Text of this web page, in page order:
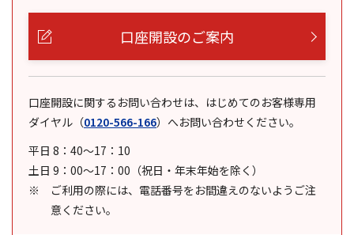
口座開設のご案内
口座開設に関するお問い合わせは、はじめてのお客様専用
ダイヤル （0120-566-166） へお問い合わせください。
平日 8：40～17：10
土日 9：00～17：00（祝日・年末年始を除く）
ご利用の際には、電話番号をお間違えのないようご注
意ください。